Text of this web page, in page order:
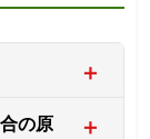
＋
の原
＋